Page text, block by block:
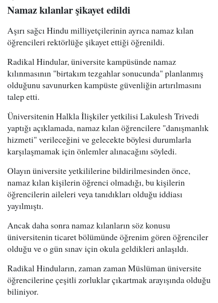
Namaz kılanlar şikayet edildi
Aşırı sağcı Hindu milliyetçilerinin ayrıca namaz kılan
öğrencileri rektörlüğe şikayet ettiği öğrenildi.
Radikal Hindular, üniversite kampüsünde namaz
kılınmasının "birtakım tezgahlar sonucunda" planlanmış
olduğunu savunurken kampüste güvenliğin artırılmasını
talep etti.
Üniversitenin Halkla İlişkiler yetkilisi Lakulesh Trivedi
yaptığı açıklamada, namaz kılan öğrencilere "danışmanlık
hizmeti" verileceğini ve gelecekte böylesi durumlarla
karşılaşmamak için önlemler alınacağını söyledi.
Olayın üniversite yetkililerine bildirilmesinden önce,
namaz kılan kişilerin öğrenci olmadığı, bu kişilerin
öğrencilerin aileleri veya tanıdıkları olduğu iddiası
yayılmıştı.
Ancak daha sonra namaz kılanların söz konusu
üniversitenin ticaret bölümünde öğrenim gören öğrenciler
olduğu ve o gün sınav için okula geldikleri anlaşıldı.
Radikal Hinduların, zaman zaman Müslüman üniversite
öğrencilerine çeşitli zorluklar çıkartmak arayışında olduğu
biliniyor.